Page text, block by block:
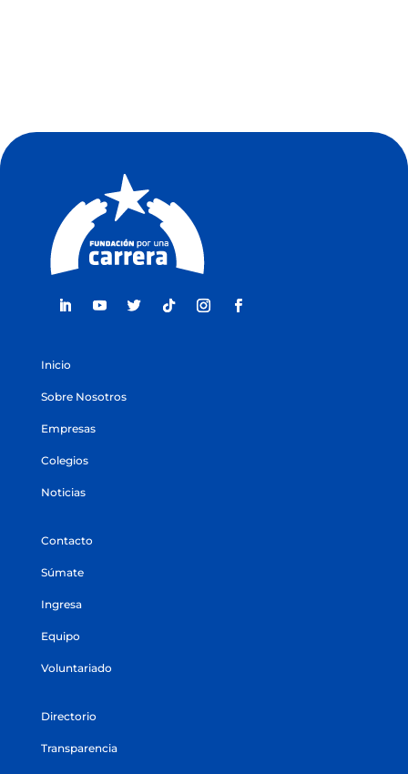
Inicio
Sobre Nosotros
Empresas
Colegios
Noticias
Contacto
Súmate
Ingresa
Equipo
Voluntariado
Directorio
Transparencia